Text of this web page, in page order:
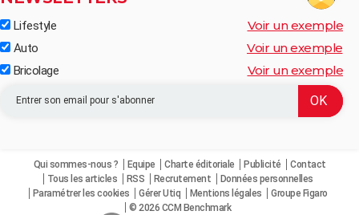
Lifestyle Voir un exemple
Auto Voir un exemple
Bricolage Voir un exemple
Qui sommes-nous ? Equipe Charte éditoriale Publicité
Contact
Tous les articles
RSS Recrutement
Données personnelles
Paramétrer les cookies
Gérer Utiq Mentions légales
Groupe Figaro
© 2026 CCM Benchmark